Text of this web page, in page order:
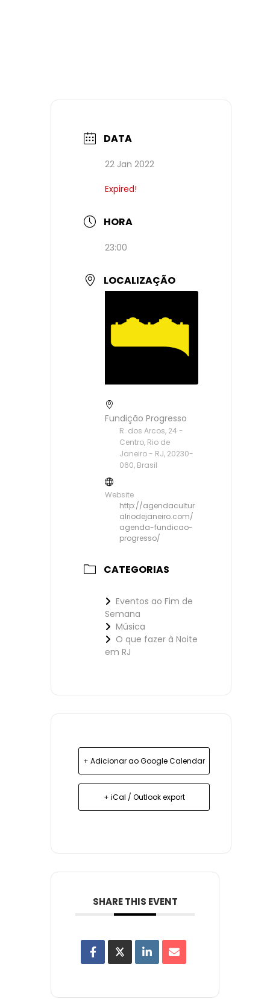
DATA
22 Jan 2022
Expired!
HORA
23:00
LOCALIZAÇÃO
Fundição Progresso
R. dos Arcos, 24 -
Centro, Rio de
Janeiro - RJ, 20230-
060, Brasil
Website
http://agendacultur
alriodejaneiro.com/
agenda-fundicao-
progresso/
CATEGORIAS
Eventos ao Fim de
Semana
Música
O que fazer à Noite
em RJ
+ Adicionar ao Google Calendar
+ iCal / Outlook export
SHARE THIS EVENT